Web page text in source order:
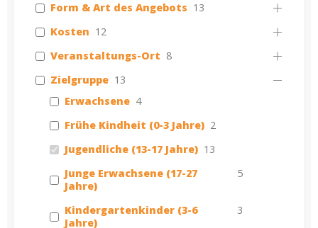
Form & Art des Angebots 13
Kosten 12
Veranstaltungs-Ort 8
Zielgruppe 13
Erwachsene 4
Frühe Kindheit (0-3 Jahre) 2
Jugendliche (13-17 Jahre) 13
Junge Erwachsene (17-27
Jahre)
5
Kindergartenkinder (3-6
Jahre)
3